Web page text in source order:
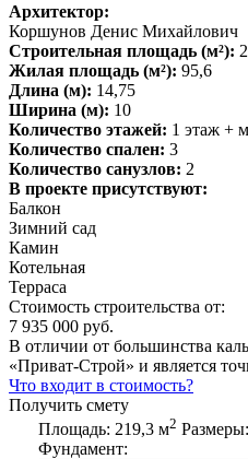
Архитектор:
Коршунов Денис Михайлович
Строительная площадь (м²):
Жилая площадь (м²): 95,6
Длина (м): 14,75
Ширина (м): 10
Количество этажей: 1 этаж +
Количество спален: 3
Количество санузлов: 2
В проекте присутствуют:
Балкон
Зимний сад
Камин
Котельная
Терраса
Стоимость строительства от:
7 935 000 руб.
В отличии от большинства
«Приват-Строй» и является
Что входит в стоимость?
Получить смету
Площадь: 219,3 м2 Размеры:
Фундамент: